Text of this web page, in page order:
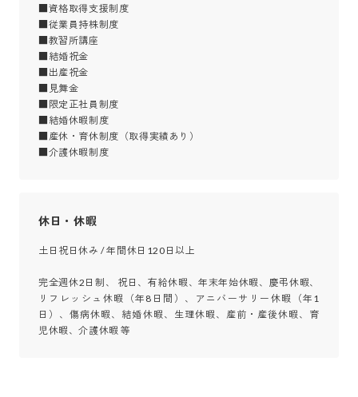
■資格取得支援制度
■従業員持株制度
■教習所講座
■結婚祝金
■出産祝金
■見舞金
■限定正社員制度
■結婚休暇制度
■産休・育休制度（取得実績あり）
■介護休暇制度
休日・休暇
土日祝日休み / 年間休日120日以上
完全週休2日制、 祝日、有給休暇、年末年始休暇、慶弔休暇、
リフレッシュ休暇（年8日間）、アニバーサリー休暇（年1
日）、傷病休暇、結婚休暇、生理休暇、産前・産後休暇、育
児休暇、介護休暇 等